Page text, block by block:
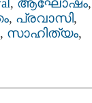
, പ്രവാസി,
, സാഹിത്യം,